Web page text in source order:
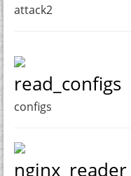
attack2
read_configs
configs
nginx_reader